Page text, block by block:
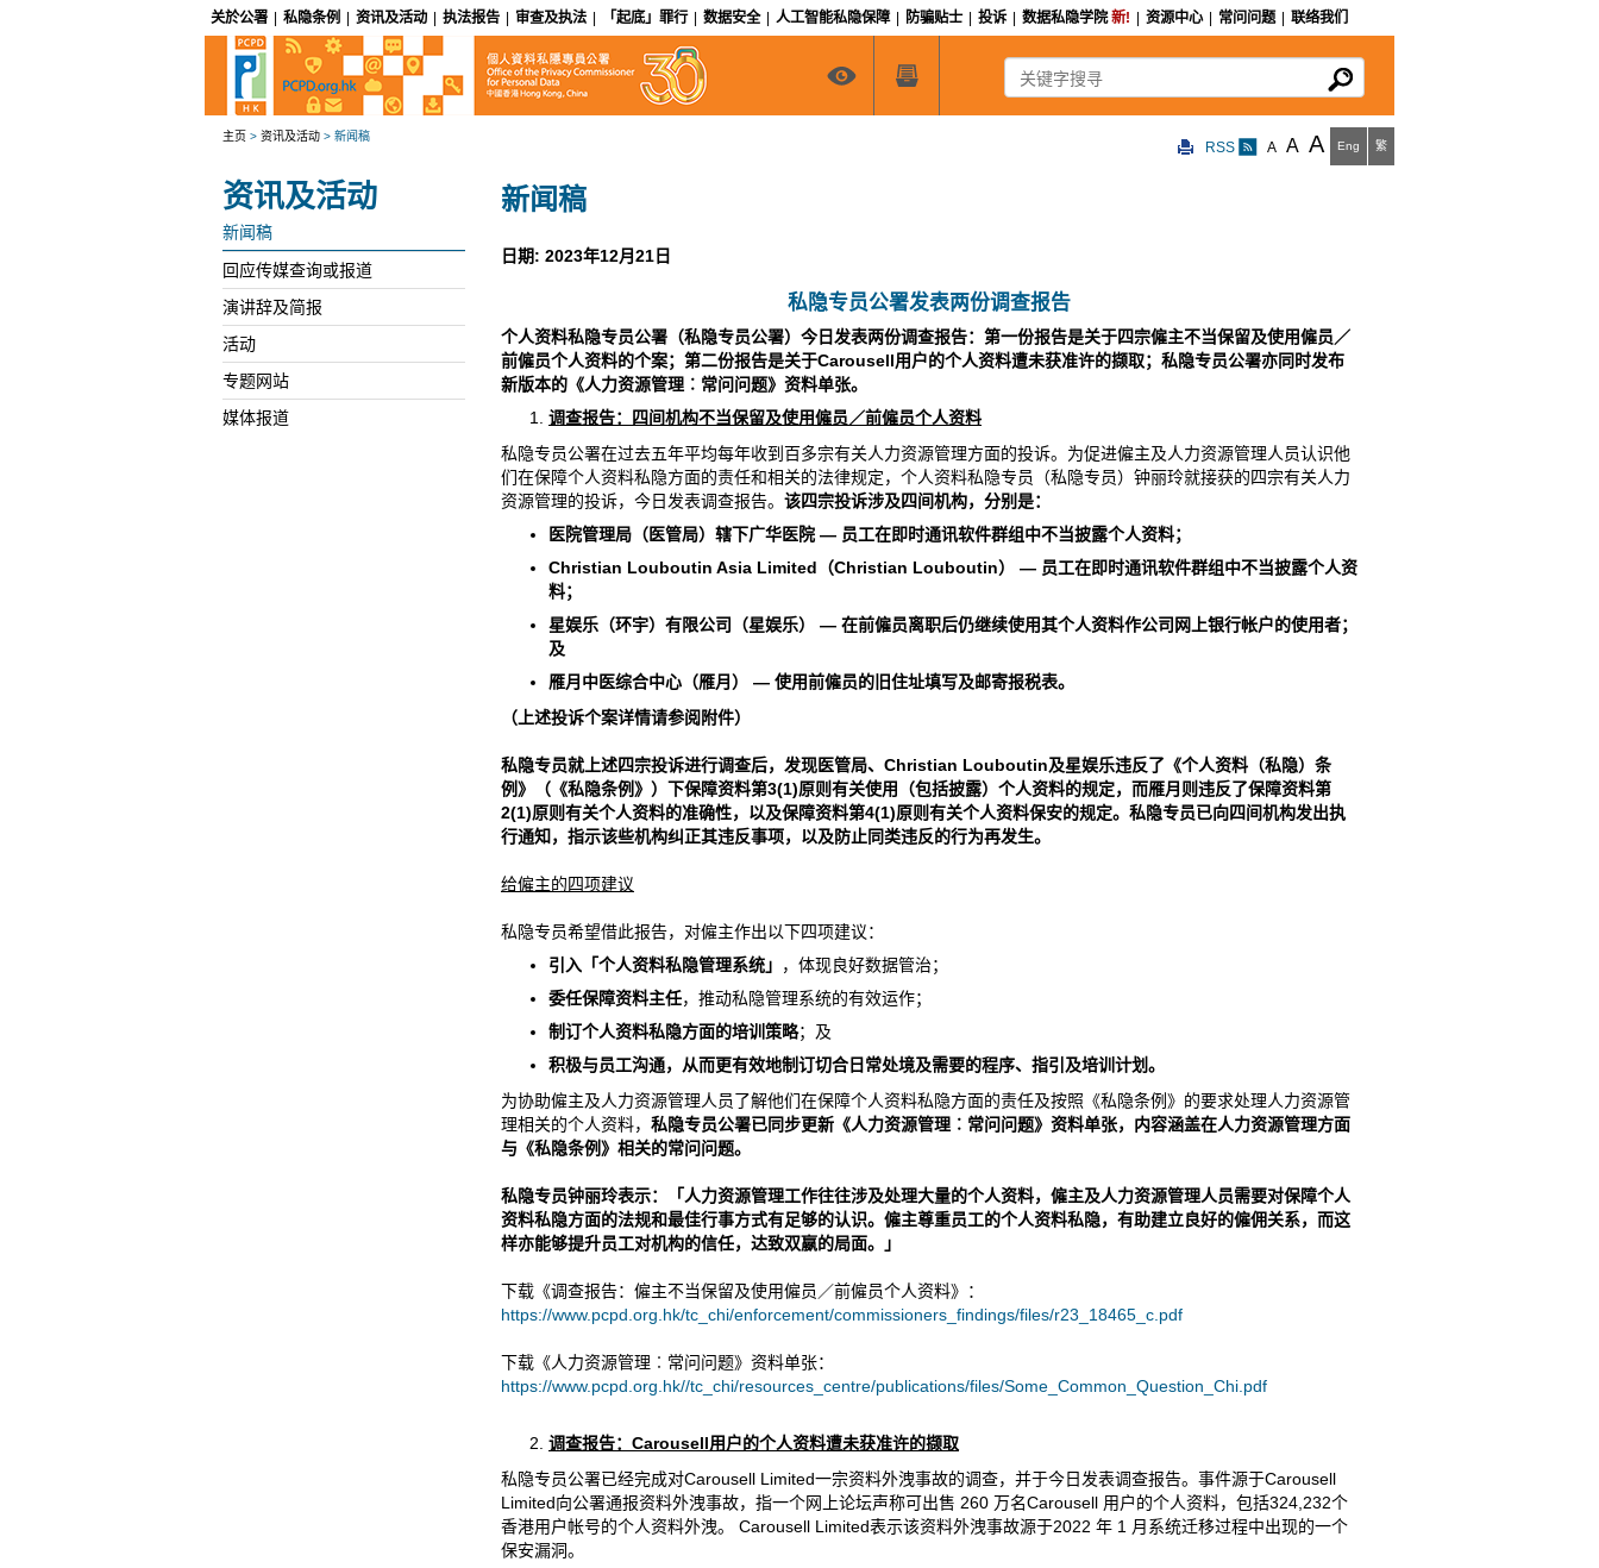
关於公署 私隐条例 资讯及活动 执法报告 审查及执法 「起底」罪行 数据安全 人工智能私隐保障 防骗贴士 投诉 数据私隐学院新! 资源中心 常问问题 联络我们
RSS A A A Eng 繁
主页 > 资讯及活动 > 新闻稿
资讯及活动
新闻稿
回应传媒查询或报道
演讲辞及简报
活动
专题网站
媒体报道
新闻稿
日期: 2023年12月21日
私隐专员公署发表两份调查报告
个人资料私隐专员公署（私隐专员公署）今日发表两份调查报告：第一份报告是关于四宗僱主不当保留及使用僱员／
前僱员个人资料的个案；第二份报告是关于Carousell用户的个人资料遭未获准许的撷取；私隐专员公署亦同时发布
新版本的《人力资源管理︰常问问题》资料单张。
调查报告：
四间机构不当保留及使用僱员／前僱员个人资料
私隐专员公署在过去五年平均每年收到百多宗有关人力资源管理方面的投诉。为促进僱主及人力资源管理人员认识他
们在保障个人资料私隐方面的责任和相关的法律规定，个人资料私隐专员（私隐专员）钟丽玲就接获的四宗有关人力
资源管理的投诉，今日发表调查报告。 该四宗投诉涉及四间机构，分别是：
医院管理局（医管局）辖下广华医院 — 员工在即时通讯软件群组中不当披露个人资料；
Christian Louboutin Asia Limited （Christian Louboutin） — 员工在即时通讯软件群组中不当披露个人资
料；
星娱乐（环宇）有限公司（星娱乐）
— 在前僱员离职后仍继续使用其个人资料作公司网上银行帐户的使用者；
及
雁月中医综合中心（雁月）
— 使用前僱员的旧住址填写及邮寄报税表。
（上述投诉个案详情请参阅附件）
私隐专员就上述四宗投诉进行调查后，发现医管局、 Christian Louboutin及星娱乐违反了《个人资料（私隐）条
例》（《私隐条例》）下保障资料第3(1)原则有关使用（包括披露）个人资料的规定，而雁月则违反了保障资料第
2(1)原则有关个人资料的准确性，以及保障资料第4(1)原则有关个人资料保安的规定。私隐专员已向四间机构发出执
行通知，指示该些机构纠正其违反事项，以及防止同类违反的行为再发生。
给僱主的四项建议
私隐专员希望借此报告，对僱主作出以下四项建议：
引入「个人资料私隐管理系统」
，体现良好数据管治；
委任保障资料主任，推动私隐管理系统的有效运作；
制订个人资料私隐方面的培训策略；及
积极与员工沟通，从而更有效地制订切合日常处境及需要的程序、指引及培训计划。
为协助僱主及人力资源管理人员了解他们在保障个人资料私隐方面的责任及按照《私隐条例》的要求处理人力资源管
理相关的个人资料， 私隐专员公署已同步更新《人力资源管理︰常问问题》资料单张，内容涵盖在人力资源管理方面
与《私隐条例》相关的常问问题。
私隐专员钟丽玲表示：「人力资源管理工作往往涉及处理大量的个人资料，僱主及人力资源管理人员需要对保障个人
资料私隐方面的法规和最佳行事方式有足够的认识。僱主尊重员工的个人资料私隐，有助建立良好的僱佣关系，而这
样亦能够提升员工对机构的信任，达致双嬴的局面。」
下载《调查报告：僱主不当保留及使用僱员／前僱员个人资料》：
https://www.pcpd.org.hk/tc_chi/enforcement/commissioners_findings/files/r23_18465_c.pdf
下载《人力资源管理︰常问问题》资料单张：
https://www.pcpd.org.hk//tc_chi/resources_centre/publications/files/Some_Common_Question_Chi.pdf
调查报告： Carousell用户的个人资料遭未获准许的撷取
私隐专员公署已经完成对Carousell Limited一宗资料外洩事故的调查，并于今日发表调查报告。事件源于Carousell
Limited向公署通报资料外洩事故，指一个网上论坛声称可出售 260 万名Carousell 用户的个人资料，包括324,232个
香港用户帐号的个人资料外洩。 Carousell Limited表示该资料外洩事故源于2022 年 1 月系统迁移过程中出现的一个
保安漏洞。